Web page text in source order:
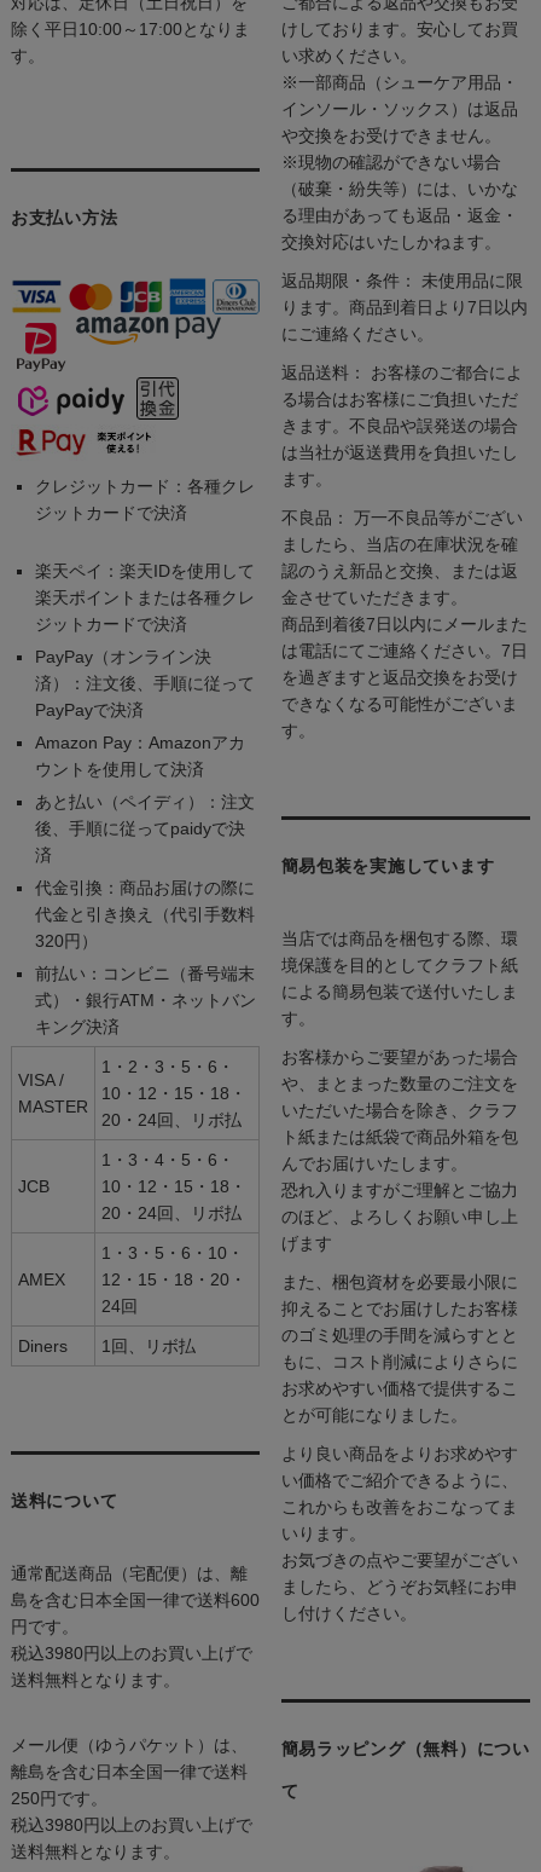
除く平日10:00～17:00となりま
す。
お支払い方法
クレジットカード：各種クレ
ジットカードで決済
楽天ペイ：楽天IDを使用して
楽天ポイントまたは各種クレ
ジットカードで決済
PayPay（オンライン決
済）：注文後、手順に従って
PayPayで決済
Amazon Pay：Amazonアカ
ウントを使用して決済
あと払い（ペイディ）：注文
後、手順に従ってpaidyで決
済
代金引換：商品お届けの際に
代金と引き換え（代引手数料
320円）
前払い：コンビニ（番号端末
式）・銀行ATM・ネットバン
キング決済
VISA /
MASTER
1・2・3・5・6・
10・12・15・18・
20・24回、リボ払
JCB
1・3・4・5・6・
10・12・15・18・
20・24回、リボ払
AMEX
1・3・5・6・10・
12・15・18・20・
24回
Diners 1回、リボ払
送料について
通常配送商品（宅配便）は、離
島を含む日本全国一律で送料600
円です。
税込3980円以上のお買い上げで
送料無料となります。
メール便（ゆうパケット）は、
離島を含む日本全国一律で送料
250円です。
税込3980円以上のお買い上げで
送料無料となります。
けしております。安心してお買
い求めください。
※一部商品（シューケア用品・
インソール・ソックス）は返品
や交換をお受けできません。
※現物の確認ができない場合
（破棄・紛失等）には、いかな
る理由があっても返品・返金・
交換対応はいたしかねます。
返品期限・条件： 未使用品に限
ります。商品到着日より7日以内
にご連絡ください。
返品送料： お客様のご都合によ
る場合はお客様にご負担いただ
きます。不良品や誤発送の場合
は当社が返送費用を負担いたし
ます。
不良品： 万一不良品等がござい
ましたら、当店の在庫状況を確
認のうえ新品と交換、または返
金させていただきます。
商品到着後7日以内にメールまた
は電話にてご連絡ください。7日
を過ぎますと返品交換をお受け
できなくなる可能性がございま
す。
簡易包装を実施しています
当店では商品を梱包する際、環
境保護を目的としてクラフト紙
による簡易包装で送付いたしま
す。
お客様からご要望があった場合
や、まとまった数量のご注文を
いただいた場合を除き、クラフ
ト紙または紙袋で商品外箱を包
んでお届けいたします。
恐れ入りますがご理解とご協力
のほど、よろしくお願い申し上
げます
また、梱包資材を必要最小限に
抑えることでお届けしたお客様
のゴミ処理の手間を減らすとと
もに、コスト削減によりさらに
お求めやすい価格で提供するこ
とが可能になりました。
より良い商品をよりお求めやす
い価格でご紹介できるように、
これからも改善をおこなってま
いります。
お気づきの点やご要望がござい
ましたら、どうぞお気軽にお申
し付けください。
簡易ラッピング（無料）につい
て